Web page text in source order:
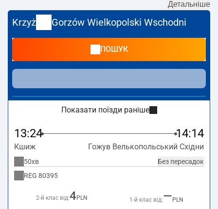
з вокзалу PKP
вирушає о 22:46. Найшвидший маршрут пропонує
потяг без пересадокCYBINA. Подорож цим потягом
. На маршрутіKrzyż–
Wschodniкурсують також інші потяги:IC Intercity, TLK—
пропонують нижчу ціну квитка і зазвичай довший час
подорожі. Потяг завершує маршрут на станції Gorzów
Wielkopolski Wschodni.
Детальніше
Krzyż Gorzów Wielkopolski Wschodni
ПОШУК
Показати поїзди раніше
13:24 14:14
Кшиж Гожув Велькопольський Східни
Без пересадок
50хв
REG 80395
2-й клас від:4 PLN 1-й клас від:— PLN